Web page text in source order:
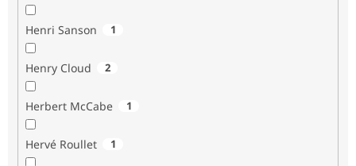
Henri Sanson 1
Henry Cloud 2
Herbert McCabe 1
Hervé Roullet 1